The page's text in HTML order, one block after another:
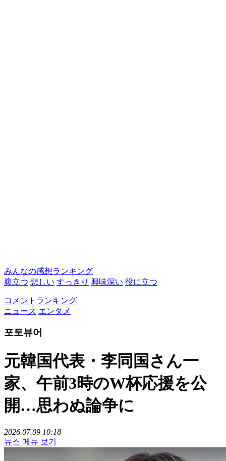
みんなの感想ランキング
腹立つ 悲しい すっきり 興味深い 役に立つ
コメントランキング
ニュース エンタメ
포토뷰어
元韓国代表・李同国さん一
家、午前3時のW杯応援を公
開…思わぬ論争に
2026.07.09 10:18
뉴스 메뉴 보기